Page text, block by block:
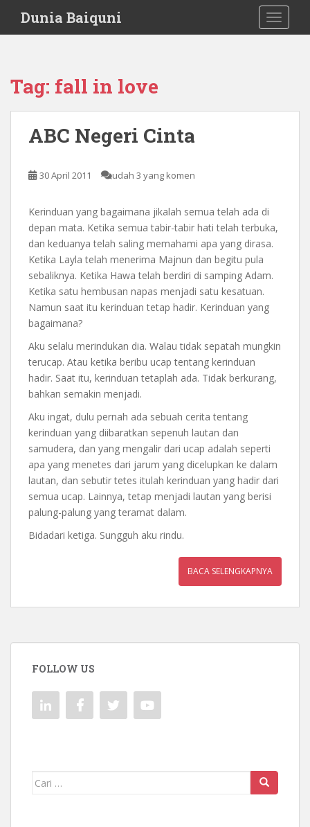
i
Dunia Baiquni
Tag: fall in love
ABC Negeri Cinta
30 April 2011 udah 3 yang komen
Kerinduan yang bagaimana jikalah semua telah ada di
depan mata. Ketika semua tabir-tabir hati telah terbuka,
dan keduanya telah saling memahami apa yang dirasa.
Ketika Layla telah menerima Majnun dan begitu pula
sebaliknya. Ketika Hawa telah berdiri di samping Adam.
Ketika satu hembusan napas menjadi satu kesatuan.
Namun saat itu kerinduan tetap hadir. Kerinduan yang
bagaimana?
Aku selalu merindukan dia. Walau tidak sepatah mungkin
terucap. Atau ketika beribu ucap tentang kerinduan
hadir. Saat itu, kerinduan tetaplah ada. Tidak berkurang,
bahkan semakin menjadi.
Aku ingat, dulu pernah ada sebuah cerita tentang
kerinduan yang diibaratkan sepenuh lautan dan
samudera, dan yang mengalir dari ucap adalah seperti
apa yang menetes dari jarum yang dicelupkan ke dalam
lautan, dan sebutir tetes itulah kerinduan yang hadir dari
semua ucap. Lainnya, tetap menjadi lautan yang berisi
palung-palung yang teramat dalam.
Bidadari ketiga. Sungguh aku rindu.
BACA SELENGKAPNYA
FOLLOW US
Mencari: